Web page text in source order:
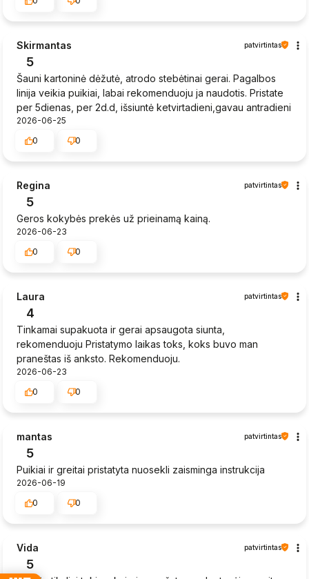
Skirmantas patvirtintas
5
Šauni kartoninė dėžutė, atrodo stebėtinai gerai. Pagalbos
linija veikia puikiai, labai rekomenduoju ja naudotis. Pristate
per 5dienas, per 2d.d, išsiuntė ketvirtadieni,gavau antradieni
2026-06-25
0
0
Regina patvirtintas
5
Geros kokybės prekės už prieinamą kainą.
2026-06-23
0
0
Laura patvirtintas
4
Tinkamai supakuota ir gerai apsaugota siunta,
rekomenduoju Pristatymo laikas toks, koks buvo man
praneštas iš anksto. Rekomenduoju.
2026-06-23
0
0
mantas patvirtintas
5
Puikiai ir greitai pristatyta nuosekli zaisminga instrukcija
2026-06-19
0
0
Vida patvirtintas
5